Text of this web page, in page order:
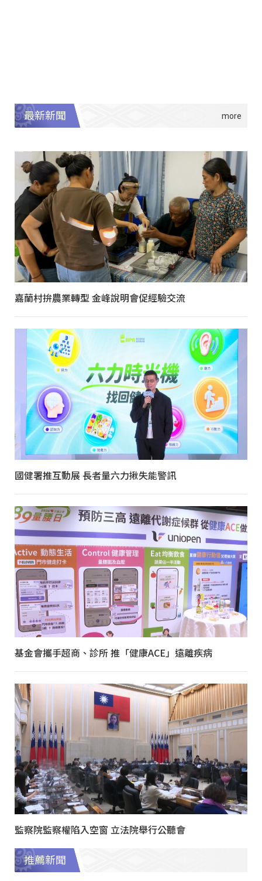
最新新聞
嘉蘭村拚農業轉型 金峰說明會促經驗交流
國健署推互動展 長者量六力揪失能警訊
基金會攜手超商、診所 推「健康ACE」遠離疾病
監察院監察權陷入空窗 立法院舉行公聽會
推薦新聞